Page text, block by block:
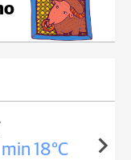
min 18°C